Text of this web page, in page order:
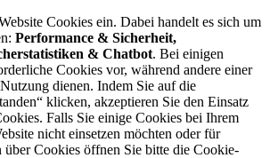
Cookies ein. Dabei handelt es sich um
Performance & Sicherheit,
& Chatbot. Bei einigen
Cookies vor, während andere einer
dienen. Indem Sie auf die
klicken, akzeptieren Sie den Einsatz
Falls Sie einige Cookies bei Ihrem
nicht einsetzen möchten oder für
Cookies öffnen Sie bitte die Cookie-